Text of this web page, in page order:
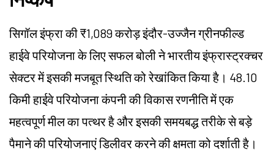
सिगॉल इंफ्रा की ₹1,089 करोड़ इंदौर-उज्जैन ग्रीनफील्ड
हाईवे परियोजना के लिए सफल बोली ने भारतीय इंफ्रास्ट्रक्चर
सेक्टर में इसकी मजबूत स्थिति को रेखांकित किया है। 48.10
किमी हाईवे परियोजना कंपनी की विकास रणनीति में एक
महत्वपूर्ण मील का पत्थर है और इसकी समयबद्ध तरीके से बड़े
पैमाने की परियोजनाएं डिलीवर करने की क्षमता को दर्शाती है।